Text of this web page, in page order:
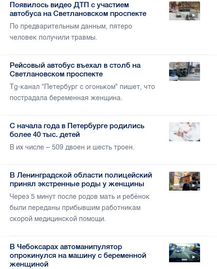
Появилось видео ДТП с участием
автобуса на Светлановском проспекте
По предварительным данным, пятеро
человек получили травмы.
Рейсовый автобус въехал в столб на
Светлановском проспекте
Tg-канал "Петербург с огоньком" пишет, что
пострадала беременная женщина.
С начала года в Петербурге родились
более 40 тыс. детей
В их числе – 509 двоен и шесть троен.
В Ленинградской области полицейский
принял экстренные роды у женщины
Через 5 минут после родов мать и ребёнок
были переданы прибывшим работникам
скорой медицинской помощи.
В Чебоксарах автоманипулятор
опрокинулся на машину с беременной
женщиной